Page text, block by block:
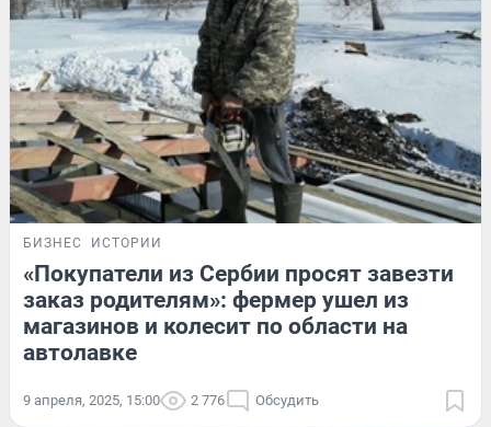
БИЗНЕС ИСТОРИИ
«Покупатели из Сербии просят завезти
заказ родителям»: фермер ушел из
магазинов и колесит по области на
автолавке
9 апреля, 2025, 15:00 2 776 Обсудить